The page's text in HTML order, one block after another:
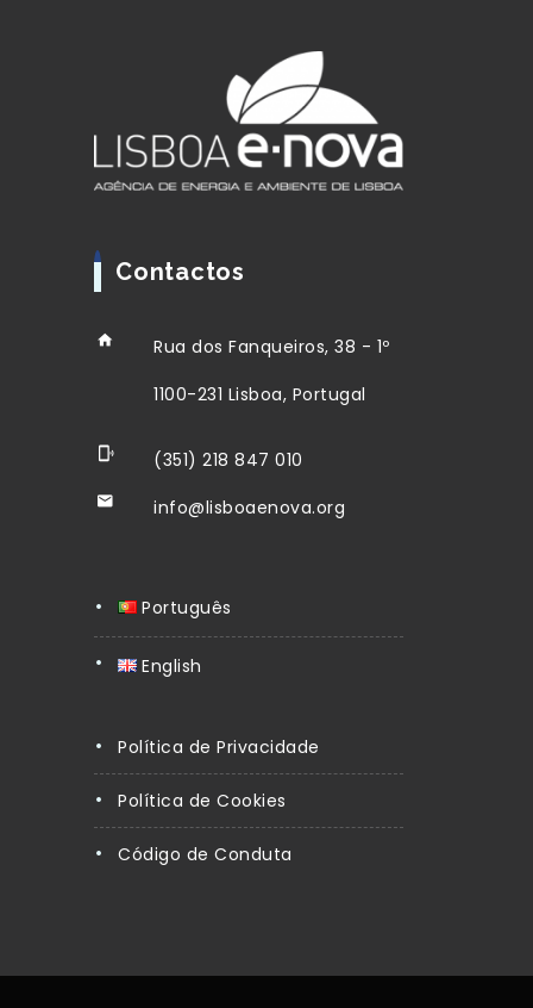
Contactos
Rua dos Fanqueiros, 38 - 1º
1100-231 Lisboa, Portugal
(351) 218 847 010
info@lisboaenova.org
Português
English
Política de Privacidade
Política de Cookies
Código de Conduta